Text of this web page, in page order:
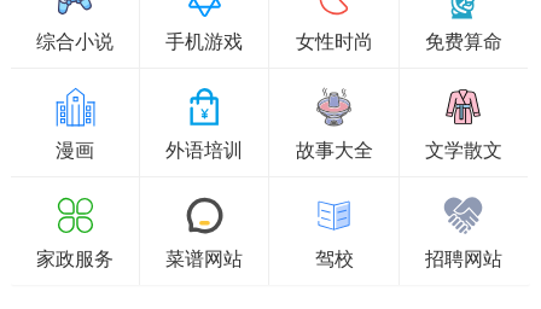
综合小说 手机游戏 女性时尚 免费算命
漫画 外语培训 故事大全 文学散文
家政服务 菜谱网站 驾校 招聘网站